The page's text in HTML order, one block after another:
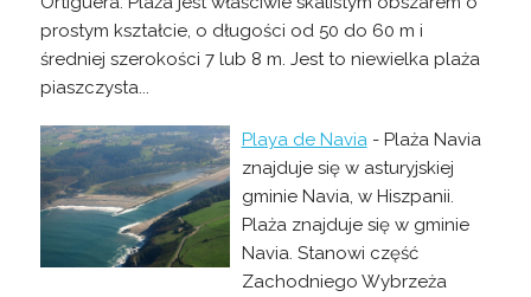
prostym kształcie, o długości od 50 do 60 m i
średniej szerokości 7 lub 8 m. Jest to niewielka plaża
piaszczysta...
Playa de Navia - Plaża Navia
znajduje się w asturyjskiej
gminie Navia, w Hiszpanii.
Plaża znajduje się w gminie
Navia. Stanowi część
Zachodniego Wybrzeża